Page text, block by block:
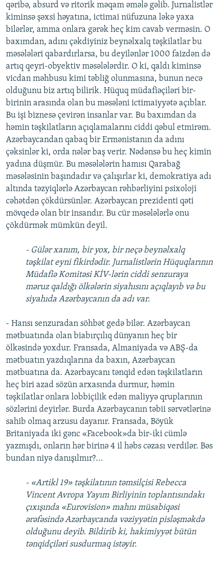
qəribə, absurd və ritorik məqam əmələ gəlib. Jurnalistlər
kiminsə şəxsi həyatına, ictimai nüfuzuna ləkə yaxa
bilərlər, amma onlara gərək heç kim cavab verməsin. O
baxımdan, adını çəkdiyiniz beynəlxalq təşkilatlar bu
məsələləri qabardırlarsa, bu deyilənlər 1000 faizdən də
artıq qeyri-obyektiv məsələlərdir. O ki, qaldı kiminsə
vicdan məhbusu kimi təbliğ olunmasına, bunun necə
olduğunu biz artıq bilirik. Hüquq müdafiəçiləri bir-
birinin arasında olan bu məsələni ictimaiyyətə açıblar.
Bu işi biznesə çevirən insanlar var. Bu baxımdan da
həmin təşkilatların açıqlamalarını ciddi qəbul etmirəm.
Azərbaycandan qabaq bir Ermənistanın da adını
çəksinlər ki, orda nələr baş verir. Nədənsə bu heç kimin
yadına düşmür. Bu məsələlərin hamısı Qarabağ
məsələsinin başındadır və çalışırlar ki, demokratiya adı
altında təzyiqlərlə Azərbaycan rəhbərliyini psixoloji
cəhətdən çökdürsünlər. Azərbaycan prezidenti qəti
mövqedə olan bir insandır. Bu cür məsələlərlə onu
çökdürmək mümkün deyil.
- Gülər xanım, bir yox, bir neçə beynəlxalq
təşkilat eyni fikirdədir. Jurnalistlərin Hüquqlarının
Müdafiə Komitəsi KİV-lərin ciddi senzuraya
məruz qaldığı ölkələrin siyahısını açıqlayıb və bu
siyahıda Azərbaycanın da adı var.
- Hansı senzuradan söhbət gedə bilər. Azərbaycan
mətbuatında olan biabırçılıq dünyanın heç bir
ölkəsində yoxdur. Fransada, Almaniyada və ABŞ-da
mətbuatın yazdıqlarına da baxın, Azərbaycan
mətbuatına da. Azərbaycanı tənqid edən təşkilatların
heç biri azad sözün arxasında durmur, həmin
təşkilatlar onlara lobbiçilik edən maliyyə qruplarının
sözlərini deyirlər. Burda Azərbaycanın təbii sərvətlərinə
sahib olmaq arzusu dayanır. Fransada, Böyük
Britaniyada iki gənc «Facebook»da bir-iki cümlə
yazmışdı, onların hər birinə 4 il həbs cəzası verdilər. Bəs
bundan niyə danışılmır?...
- «Artikl 19» təşkilatının təmsilçisi Rebecca
Vincent Avropa Yayım Birliyinin toplantısındakı
çıxışında «Eurovision» mahnı müsabiqəsi
ərəfəsində Azərbaycanda vəziyyətin pisləşməkdə
olduğunu deyib. Bildirib ki, hakimiyyət bütün
tənqidçiləri susdurmaq istəyir.